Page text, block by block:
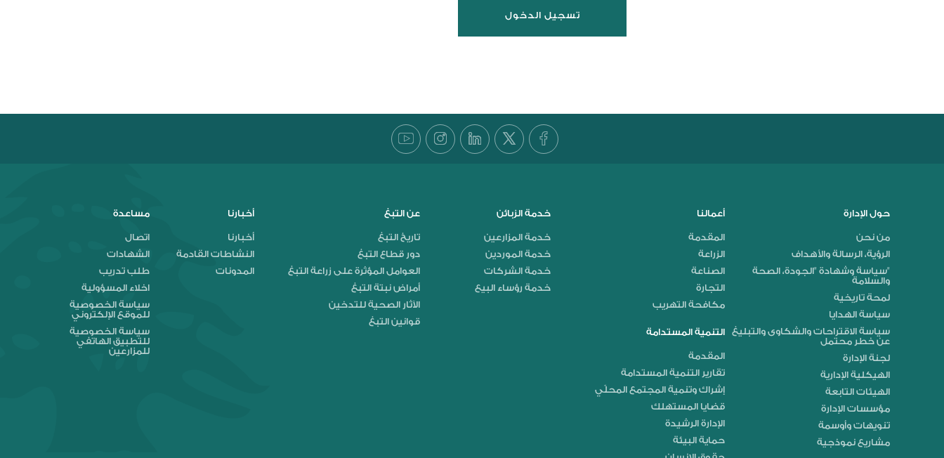
حول الإدارة
من نحن
الرؤية، الرسالة والأهداف
"سياسة وشهادة "الجودة، الصحة
والسلامة
لمحة تاريخية
سياسة الهدايا
سياسة الاقتراحات والشكاوى والتبليغ
عن خطر محتمل
لجنة الإدارة
الهيكلية الإدارية
الهيئات التابعة
مؤسسات الإدارة
تنويهات وأوسمة
مشاريع نموذجية
أعمالنا
المقدمة
الزراعة
الصناعة
التجارة
مكافحة التهريب
التنمية المستدامة
المقدمة
تقارير التنمية المستدامة
إشراك وتنمية المجتمع المحلّي
قضايا المستهلك
الإدارة الرشيدة
حماية البيئة
خدمة الزبائن
خدمة المزارعين
خدمة الموردين
خدمة الشركات
خدمة رؤساء البيع
عن التبغ
تاريخ التبغ
دور قطاع التبغ
العوامل المؤثرة على زراعة التبغ
أمراض نبتة التبغ
الآثار الصحية للتدخين
قوانين التبغ
أخبارنا
أخبارنا
النشاطات القادمة
المدونات
مساعدة
اتصال
الشهادات
طلب تدريب
اخلاء المسؤولية
سياسة الخصوصية
للموقع الإلكتروني
سياسة الخصوصية
للتطبيق الهاتفي
للمزارعين